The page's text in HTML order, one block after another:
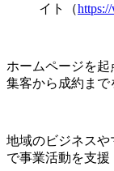
イト（
ホームページを起
集客から成約ま
地域のビジネスや
で事業活動を支援